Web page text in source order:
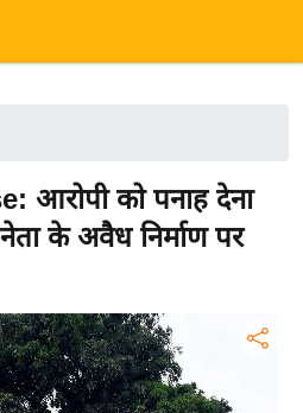
आरोपी को पनाह देना
के अवैध निर्माण पर